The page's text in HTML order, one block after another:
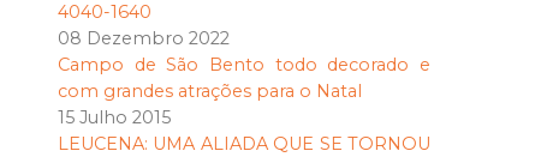
4040-1640
08 Dezembro 2022
Campo de São Bento todo decorado e
com grandes atrações para o Natal
15 Julho 2015
LEUCENA: UMA ALIADA QUE SE TORNOU